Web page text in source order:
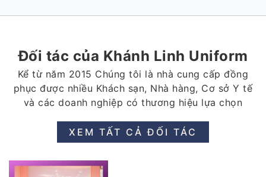
Đối tác của Khánh Linh Uniform
Kể từ năm 2015 Chúng tôi là nhà cung cấp đồng
phục được nhiều Khách sạn, Nhà hàng, Cơ sở Y tế
và các doanh nghiệp có thương hiệu lựa chọn
XEM TẤT CẢ ĐỐI TÁC